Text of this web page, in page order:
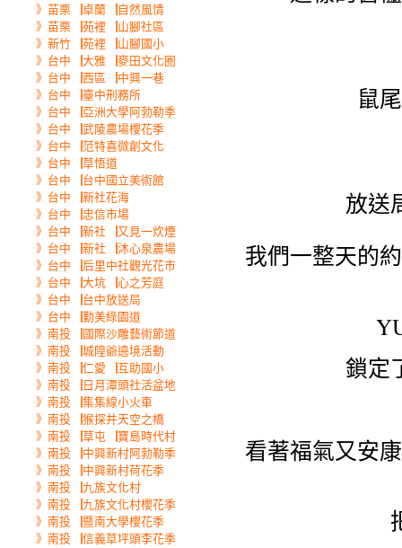
》苗栗▕卓蘭▕自然風情
》苗栗▕苑裡▕山腳社區
》新竹▕苑裡▕山腳國小
》台中▕大雅▕麥田文化圈
》台中▕西區▕中興一巷
》台中▕臺中刑務所
》台中▕亞洲大學阿勃勒季
》台中▕武陵農場櫻花季
》台中▕范特喜微創文化
》台中▕草悟道
》台中▕台中國立美術館
》台中▕新社花海
》台中▕忠信市場
》台中▕新社▕又見一炊煙
》台中▕新社▕沐心泉農場
》台中▕后里中社觀光花市
》台中▕大坑▕心之芳庭
》台中▕台中放送局
》台中▕勤美綠園道
》南投▕國際沙雕藝術節道
》南投▕城隍爺遶境活動
》南投▕仁愛▕互助國小
》南投▕日月潭頭社活盆地
》南投▕集集線小火車
》南投▕猴探井天空之橋
》南投▕草屯▕寶島時代村
》南投▕中興新村阿勃勒季
》南投▕中興新村荷花季
》南投▕九族文化村
》南投▕九族文化村櫻花季
》南投▕暨南大學櫻花季
》南投▕信義草坪頭李花季
鼠
放送
我們一整天的
鎖定
看著福氣又安